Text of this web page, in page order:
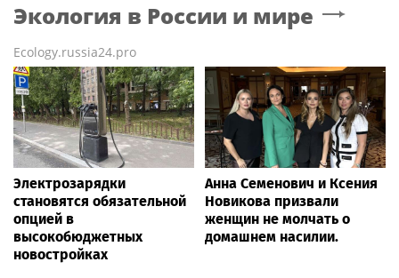
Экология в России и мире
Ecology.russia24.pro
Электрозарядки
становятся обязательной
опцией в
высокобюджетных
новостройках
Анна Семенович и Ксения
Новикова призвали
женщин не молчать о
домашнем насилии.